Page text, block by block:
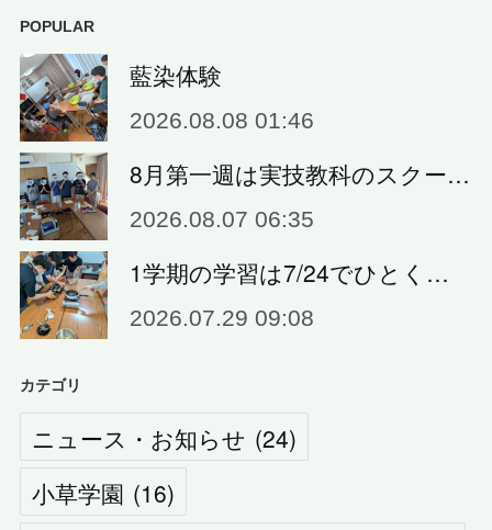
POPULAR
藍染体験
2026.08.08 01:46
8月第一週は実技教科のスクー…
2026.08.07 06:35
1学期の学習は7/24でひとく…
2026.07.29 09:08
カテゴリ
ニュース・お知らせ (24)
小草学園 (16)